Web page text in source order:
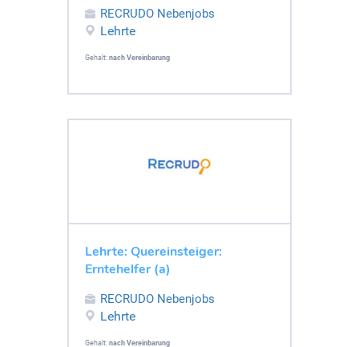
RECRUDO Nebenjobs
Lehrte
Gehalt: nach Vereinbarung
Lehrte: Quereinsteiger:
Erntehelfer (a)
RECRUDO Nebenjobs
Lehrte
Gehalt: nach Vereinbarung